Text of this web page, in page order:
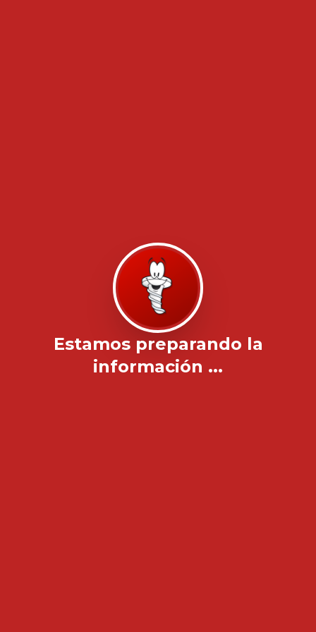
Estamos preparando la
información ...